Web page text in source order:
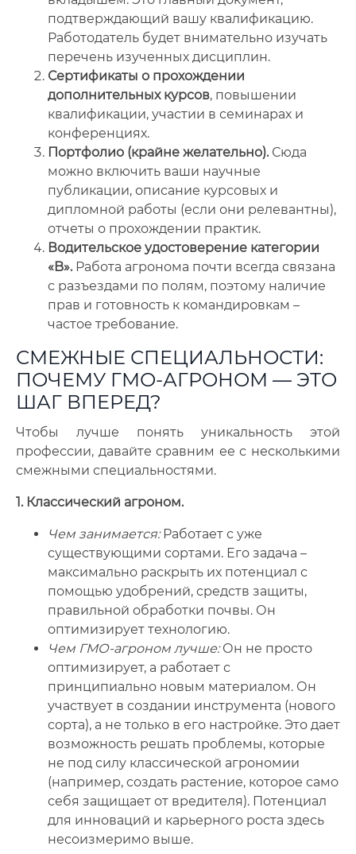
подтверждающий вашу квалификацию.
Работодатель будет внимательно изучать
перечень изученных дисциплин.
Сертификаты о прохождении
дополнительных курсов, повышении
квалификации, участии в семинарах и
конференциях.
Портфолио (крайне желательно).Сюда
можно включить ваши научные
публикации, описание курсовых и
дипломной работы (если они релевантны),
отчеты о прохождении практик.
Водительское удостоверение категории
«B».Работа агронома почти всегда связана
с разъездами по полям, поэтому наличие
прав и готовность к командировкам –
частое требование.
СМЕЖНЫЕ СПЕЦИАЛЬНОСТИ:
ПОЧЕМУ ГМО-АГРОНОМ — ЭТО
ШАГ ВПЕРЕД?
Чтобы лучше понять уникальность этой
профессии, давайте сравним ее с несколькими
смежными специальностями.
1. Классический агроном.
Чем занимается:Работает с уже
существующими сортами. Его задача –
максимально раскрыть их потенциал с
помощью удобрений, средств защиты,
правильной обработки почвы. Он
оптимизирует технологию.
Чем ГМО-агроном лучше:Он не просто
оптимизирует, а работает с
принципиально новым материалом. Он
участвует в создании инструмента (нового
сорта), а не только в его настройке. Это дает
возможность решать проблемы, которые
не под силу классической агрономии
(например, создать растение, которое само
себя защищает от вредителя). Потенциал
для инноваций и карьерного роста здесь
несоизмеримо выше.